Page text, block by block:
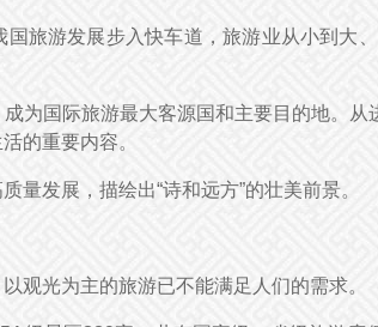
旅游发展步入快车道，旅游业从小到大
为国际旅游最大客源国和主要目的地。
的重要内容。
量发展，描绘出“诗和远方”的壮美前景。
观光为主的旅游已不能满足人们的需求。